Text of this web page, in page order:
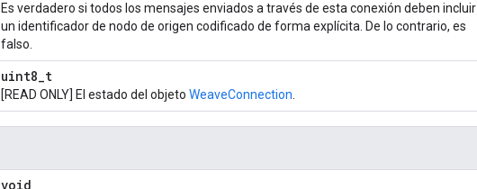
Es verdadero si todos los mensajes enviados a través de esta conexión deben incluir
un identificador de nodo de origen codificado de forma explícita. De lo contrario, es
falso.
uint8_t
[READ ONLY] El estado del objeto WeaveConnection
void